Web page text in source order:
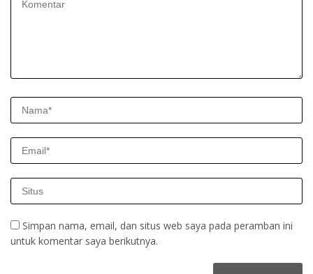
Simpan nama, email, dan situs web saya pada peramban ini
untuk komentar saya berikutnya.